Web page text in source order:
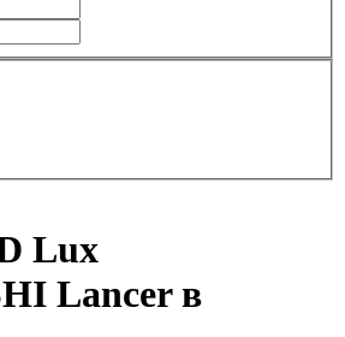
Lux
Lancer в